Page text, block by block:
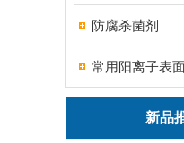
防腐杀菌剂
常用阳离子表
新品